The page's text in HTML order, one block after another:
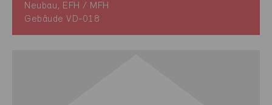
Neubau, EFH / MFH
Gebäude VD-018